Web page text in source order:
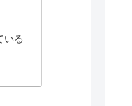
いる